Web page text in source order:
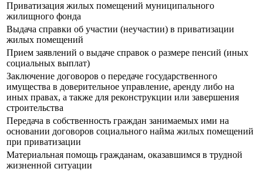
Приватизация жилых помещений муниципального
жилищного фонда
Выдача справки об участии (неучастии) в приватизации
жилых помещений
Прием заявлений о выдаче справок о размере пенсий (иных
социальных выплат)
Заключение договоров о передаче государственного
имущества в доверительное управление, аренду либо на
иных правах, а также для реконструкции или завершения
строительства
Передача в собственность граждан занимаемых ими на
основании договоров социального найма жилых помещений
при приватизации
Материальная помощь гражданам, оказавшимся в трудной
жизненной ситуации